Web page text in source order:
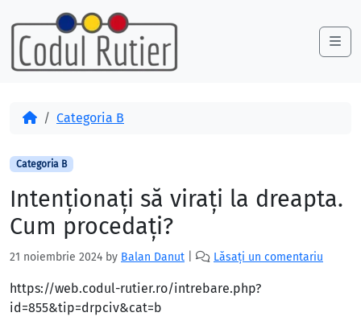
Skip to content
Skip to footer
AcasăCategoria B
Categoria B
Intenţionaţi să viraţi la dreapta.
Cum procedaţi?
21 noiembrie 2024 by Balan Danut Lăsați un comentariu
https://web.codul-rutier.ro/intrebare.php?
id=855&tip=drpciv&cat=b